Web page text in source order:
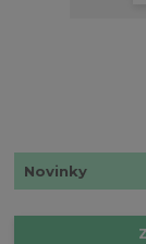
Novinky